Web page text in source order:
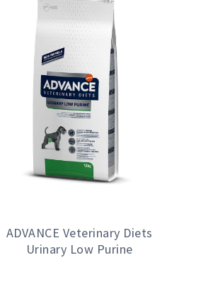
ADVANCE Veterinary Diets
Urinary Low Purine